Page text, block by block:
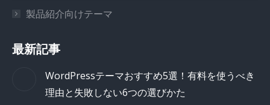
製品紹介向けテーマ
最新記事
WordPressテーマおすすめ5選！有料を使うべき
理由と失敗しない6つの選びかた